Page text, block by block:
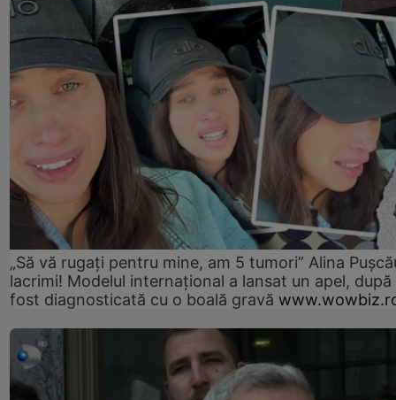
„Să vă rugați pentru mine, am 5 tumori” Alina
lacrimi! Modelul internațional a lansat un apel, după
fost diagnosticată cu o boală gravă